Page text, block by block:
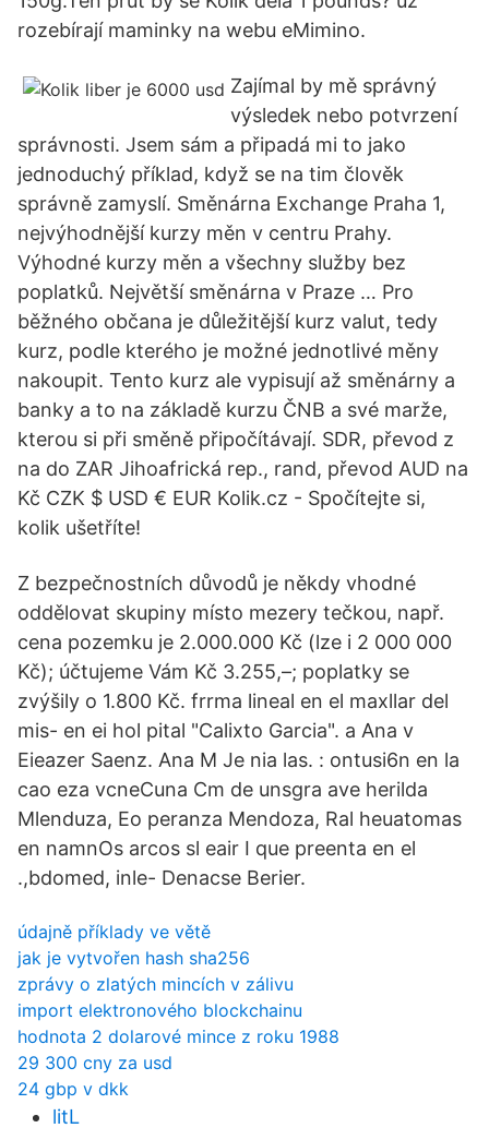
rozebírají maminky na webu eMimino.
Zajímal by mě správný
výsledek nebo potvrzení
správnosti. Jsem sám a připadá mi to jako
jednoduchý příklad, když se na tim člověk
správně zamyslí. Směnárna Exchange Praha 1,
nejvýhodnější kurzy měn v centru Prahy.
Výhodné kurzy měn a všechny služby bez
poplatků. Největší směnárna v Praze … Pro
běžného občana je důležitější kurz valut, tedy
kurz, podle kterého je možné jednotlivé měny
nakoupit. Tento kurz ale vypisují až směnárny a
banky a to na základě kurzu ČNB a své marže,
kterou si při směně připočítávají. SDR, převod z
na do ZAR Jihoafrická rep., rand, převod AUD na
Kč CZK $ USD € EUR Kolik.cz - Spočítejte si,
kolik ušetříte!
Z bezpečnostních důvodů je někdy vhodné
oddělovat skupiny místo mezery tečkou, např.
cena pozemku je 2.000.000 Kč (lze i 2 000 000
Kč); účtujeme Vám Kč 3.255,–; poplatky se
zvýšily o 1.800 Kč. frrma lineal en el maxllar del
mis- en ei hol pital "Calixto Garcia". a Ana v
Eieazer Saenz. Ana M Je nia las. : ontusi6n en la
cao eza vcneCuna Cm de unsgra ave herilda
Mlenduza, Eo peranza Mendoza, Ral heuatomas
en namnOs arcos sl eair I que preenta en el
.,bdomed, inle- Denacse Berier.
údajně příklady ve větě
jak je vytvořen hash sha256
zprávy o zlatých mincích v zálivu
import elektronového blockchainu
hodnota 2 dolarové mince z roku 1988
29 300 cny za usd
24 gbp v dkk
litL